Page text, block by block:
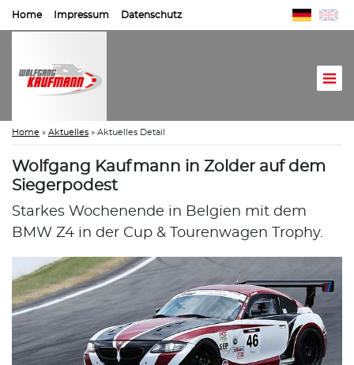
Home Impressum Datenschutz
Home » Aktuelles » Aktuelles Detail
Wolfgang Kaufmann in Zolder auf dem
Siegerpodest
Starkes Wochenende in Belgien mit dem
BMW Z4 in der Cup & Tourenwagen Trophy.